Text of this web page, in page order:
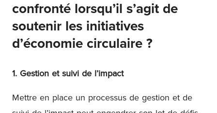
confronté lorsqu’il s’agit de
soutenir les initiatives
d’économie circulaire ?
1. Gestion et suivi de l’impact
Mettre en place un processus de gestion et de